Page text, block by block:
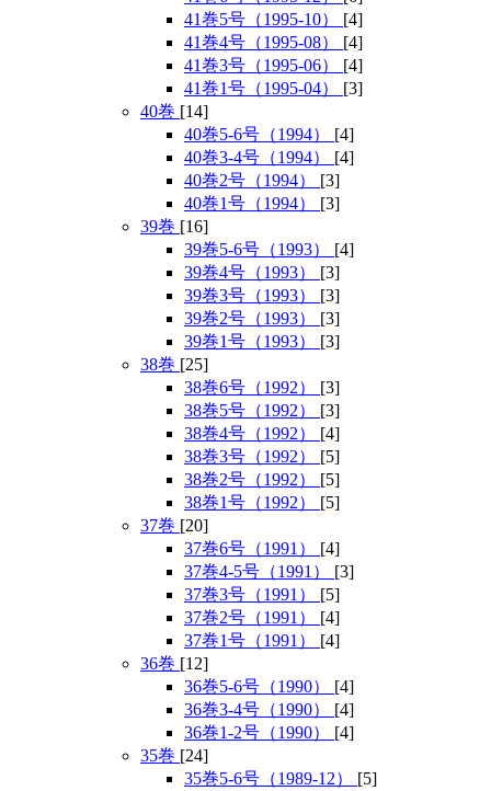
41巻5号（1995-10） [4]
41巻4号（1995-08） [4]
41巻3号（1995-06） [4]
41巻1号（1995-04） [3]
40巻 [14]
40巻5-6号（1994） [4]
40巻3-4号（1994） [4]
40巻2号（1994） [3]
40巻1号（1994） [3]
39巻 [16]
39巻5-6号（1993） [4]
39巻4号（1993） [3]
39巻3号（1993） [3]
39巻2号（1993） [3]
39巻1号（1993） [3]
38巻 [25]
38巻6号（1992） [3]
38巻5号（1992） [3]
38巻4号（1992） [4]
38巻3号（1992） [5]
38巻2号（1992） [5]
38巻1号（1992） [5]
37巻 [20]
37巻6号（1991） [4]
37巻4-5号（1991） [3]
37巻3号（1991） [5]
37巻2号（1991） [4]
37巻1号（1991） [4]
36巻 [12]
36巻5-6号（1990） [4]
36巻3-4号（1990） [4]
36巻1-2号（1990） [4]
35巻 [24]
35巻5-6号（1989-12） [5]